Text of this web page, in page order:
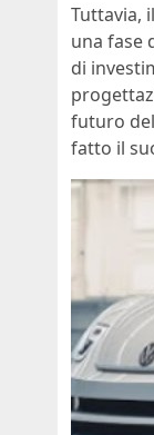
Tuttavia,
una fase
di
futuro
fatto il